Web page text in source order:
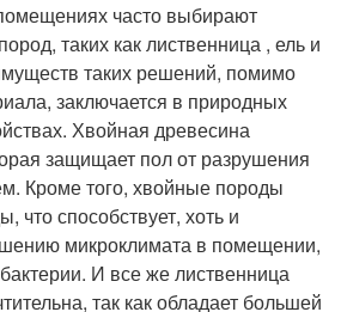
часто выбирают
таких как лиственница , ель и
таких решений, помимо
заключается в природных
Хвойная древесина
защищает пол от разрушения
Кроме того, хвойные породы
что способствует, хоть и
микроклимата в помещении,
И все же лиственница
так как обладает большей